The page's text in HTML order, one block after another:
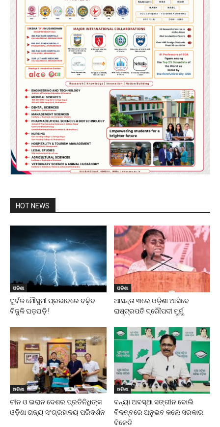
HOT NEWS
ଓଡିଶା
ଦୁର୍ବଳ ମୌସୁମୀ ପ୍ରଭାବରେ ବଢ଼ିବ
ବିଜୁଳି ଘଡ଼ଘଡ଼ି !
ଓଡିଶା
ଆସନ୍ତା ୩ରେ ଓଡ଼ିଶା ଆସିବେ
ରାଷ୍ଟ୍ରପତି ଦ୍ରୌପଦୀ ମୁର୍ମୁ
ଓଡିଶା
ଚୀନ ଓ ଇରାନ ଦେଶର ପ୍ରତିନିଧିଙ୍କ
ଓଡ଼ିଶା ରାଜ୍ୟ ସଂଗ୍ରହାଳୟ ପରିଦର୍ଶନ
ଓଡିଶା
ବନ୍ୟା ଅବସ୍ଥା ସଙ୍ଗୀନ ବୋଲି
ବିଳମ୍ବରେ ଅନୁଭବ କଲେ ସରକାର:
ବିଜେଡି